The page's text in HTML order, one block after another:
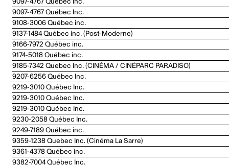
9097-4767 Québec Inc.
9108-3006 Québec inc.
9137-1484 Québec inc. (Post-Moderne)
9166-7972 Québec inc.
9174-5018 Québec inc.
9185-7342 Quebec Inc. (CINÉMA / CINÉPARC PARADISO)
9207-6256 Québec Inc.
9219-3010 Québec Inc.
9219-3010 Québec Inc.
9219-3010 Québec Inc.
9230-2058 Québec Inc.
9249-7189 Québec inc.
9359-1238 Quebec Inc. (Cinéma La Sarre)
9361-4378 Québec inc.
9382-7004 Québec Inc.